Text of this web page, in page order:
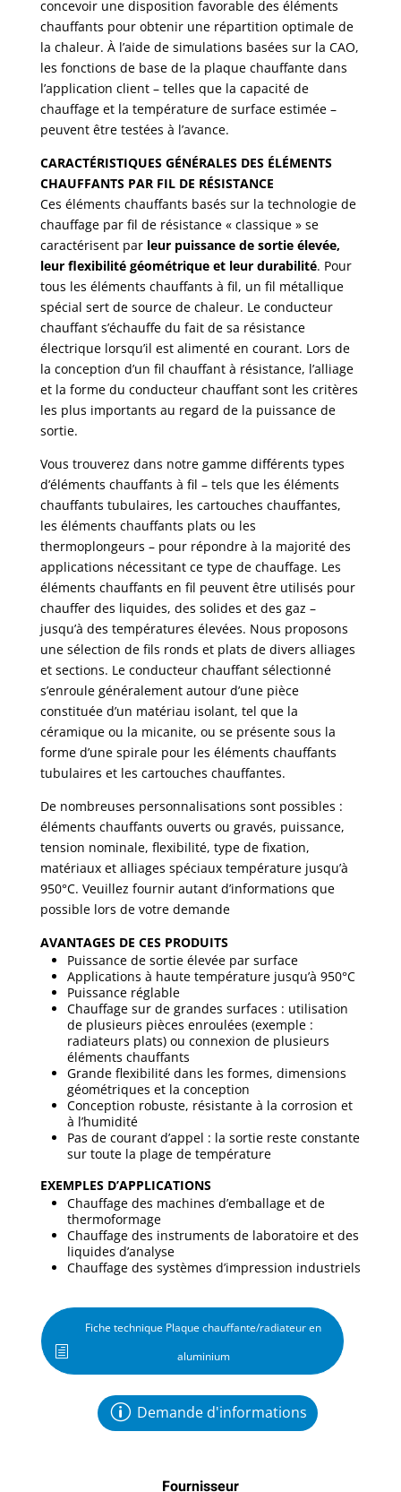
concevoir une disposition favorable des éléments
chauffants pour obtenir une répartition optimale de
la chaleur. À l’aide de simulations basées sur la CAO,
les fonctions de base de la plaque chauffante dans
l’application client – telles que la capacité de
chauffage et la température de surface estimée –
peuvent être testées à l’avance.
CARACTÉRISTIQUES GÉNÉRALES DES ÉLÉMENTS
CHAUFFANTS PAR FIL DE RÉSISTANCE
Ces éléments chauffants basés sur la technologie de
chauffage par fil de résistance « classique » se
caractérisent par leur puissance de sortie élevée,
leur flexibilité géométrique et leur durabilité. Pour
tous les éléments chauffants à fil, un fil métallique
spécial sert de source de chaleur. Le conducteur
chauffant s’échauffe du fait de sa résistance
électrique lorsqu’il est alimenté en courant. Lors de
la conception d’un fil chauffant à résistance, l’alliage
et la forme du conducteur chauffant sont les critères
les plus importants au regard de la puissance de
sortie.
Vous trouverez dans notre gamme différents types
d’éléments chauffants à fil – tels que les éléments
chauffants tubulaires, les cartouches chauffantes,
les éléments chauffants plats ou les
thermoplongeurs – pour répondre à la majorité des
applications nécessitant ce type de chauffage. Les
éléments chauffants en fil peuvent être utilisés pour
chauffer des liquides, des solides et des gaz –
jusqu’à des températures élevées. Nous proposons
une sélection de fils ronds et plats de divers alliages
et sections. Le conducteur chauffant sélectionné
s’enroule généralement autour d’une pièce
constituée d’un matériau isolant, tel que la
céramique ou la micanite, ou se présente sous la
forme d’une spirale pour les éléments chauffants
tubulaires et les cartouches chauffantes.
De nombreuses personnalisations sont possibles :
éléments chauffants ouverts ou gravés, puissance,
tension nominale, flexibilité, type de fixation,
matériaux et alliages spéciaux température jusqu’à
950°C. Veuillez fournir autant d’informations que
possible lors de votre demande
AVANTAGES DE CES PRODUITS
Puissance de sortie élevée par surface
Applications à haute température jusqu’à 950°C
Puissance réglable
Chauffage sur de grandes surfaces : utilisation
de plusieurs pièces enroulées (exemple :
radiateurs plats) ou connexion de plusieurs
éléments chauffants
Grande flexibilité dans les formes, dimensions
géométriques et la conception
Conception robuste, résistante à la corrosion et
à l’humidité
Pas de courant d’appel : la sortie reste constante
sur toute la plage de température
EXEMPLES D’APPLICATIONS
Chauffage des machines d’emballage et de
thermoformage
Chauffage des instruments de laboratoire et des
liquides d’analyse
Chauffage des systèmes d’impression industriels
Fiche technique Plaque chauffante/radiateur en
aluminium
Demande d'informations
Fournisseur